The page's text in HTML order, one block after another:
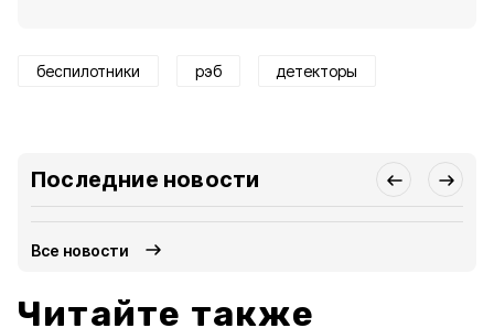
беспилотники рэб детекторы
Последние новости
Все новости
Читайте также